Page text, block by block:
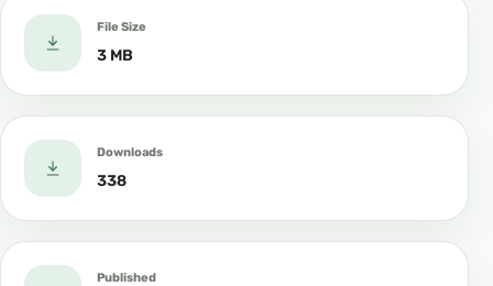
File Size
3 MB
Downloads
338
Published